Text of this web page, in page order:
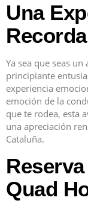
Una
Ya sea que seas
principiante
experiencia
emoción de la
que te rodea, esta
una apreciación
Cataluña.
Quad